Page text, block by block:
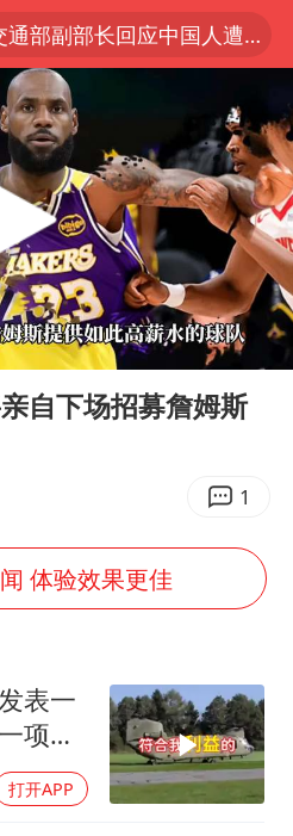
泰交通部副部长回应中国人遭歧视手势
落下 运动上场
后的“青海拉面”店
1岁宝宝碰坏纸巾盒 宝妈被索赔924元
泸溪河：桃酥吃出金属牙冠视频不实
女子开一天一夜空调后二氧化碳中毒
结婚8年3个女儿均非亲生
24小时开着更省电”不实
议大家买深色蛋糕”
上四休三”但要降薪1000元
OpenAI为免费用户升级GPT-5.6 Luna
男子杀人后逃进深山21年活得像野人
国蔬菜之乡”最高温达41.8℃
00:29
自下场招募詹姆斯
1
体验效果更佳
表一
项重
打开APP